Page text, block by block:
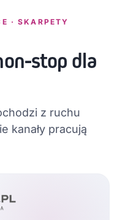
· SKARPETY
stop dla
z ruchu
kanały pracują